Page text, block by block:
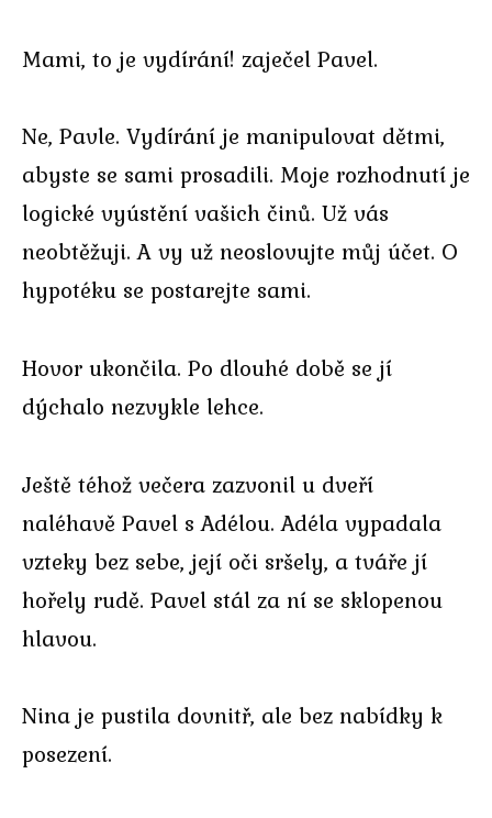
Mami, to je vydírání! zaječel Pavel.
Ne, Pavle. Vydírání je manipulovat dětmi,
abyste se sami prosadili. Moje rozhodnutí je
logické vyústění vašich činů. Už vás
neobtěžuji. A vy už neoslovujte můj účet. O
hypotéku se postarejte sami.
Hovor ukončila. Po dlouhé době se jí
dýchalo nezvykle lehce.
Ještě téhož večera zazvonil u dveří
naléhavě Pavel s Adélou. Adéla vypadala
vzteky bez sebe, její oči sršely, a tváře jí
hořely rudě. Pavel stál za ní se sklopenou
hlavou.
Nina je pustila dovnitř, ale bez nabídky k
posezení.